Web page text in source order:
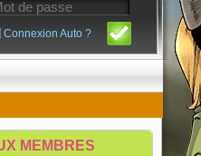
Connexion Auto ?
MEMBRES